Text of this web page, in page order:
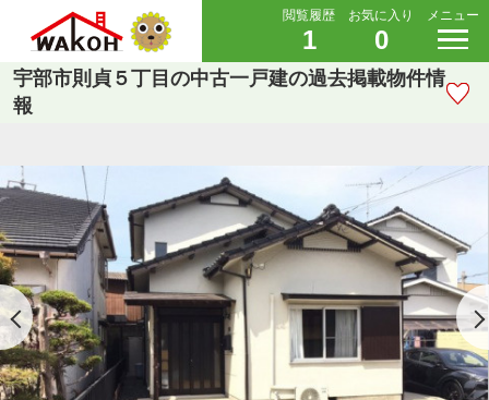
閲覧履歴
1
お気に入り
0
メニュー
宇部市則貞５丁目の中古一戸建の過去掲載物件情
報